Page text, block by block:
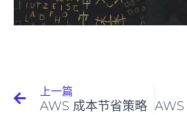
上一篇
AWS 成本节省策略